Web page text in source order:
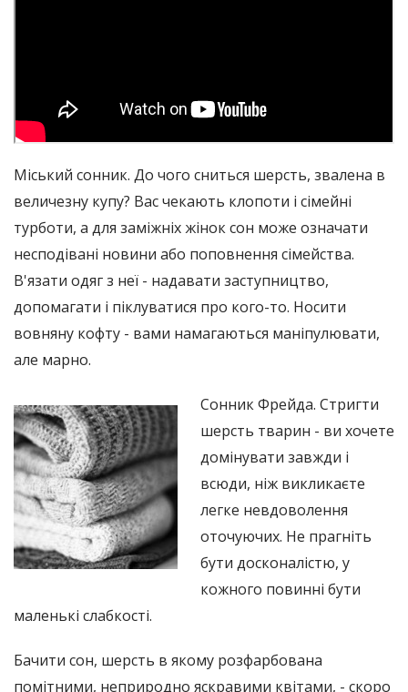
Міський сонник. До чого сниться шерсть, звалена в
величезну купу? Вас чекають клопоти і сімейні
турботи, а для заміжніх жінок сон може означати
несподівані новини або поповнення сімейства.
В'язати одяг з неї - надавати заступництво,
допомагати і піклуватися про кого-то. Носити
вовняну кофту - вами намагаються маніпулювати,
але марно.
Сонник Фрейда. Стригти
шерсть тварин - ви хочете
домінувати завжди і
всюди, ніж викликаєте
легке невдоволення
оточуючих. Не прагніть
бути досконалістю, у
кожного повинні бути
маленькі слабкості.
Бачити сон, шерсть в якому розфарбована
помітними, неприродно яскравими квітами, - скоро